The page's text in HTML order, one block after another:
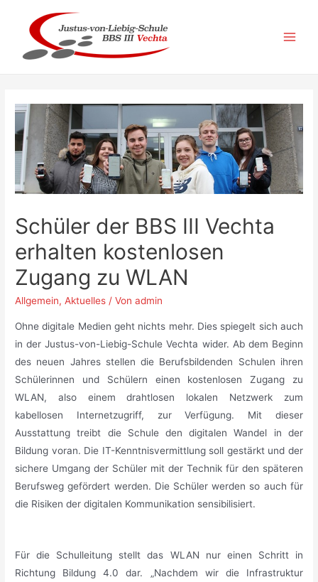
springen
Schüler der BBS III Vechta
erhalten kostenlosen
Zugang zu WLAN
Allgemein,Aktuelles / Vonadmin
Ohne digitale Medien geht nichts mehr. Dies spiegelt sich auch
in der Justus-von-Liebig-Schule Vechta wider. Ab dem Beginn
des neuen Jahres stellen die Berufsbildenden Schulen ihren
Schülerinnen und Schülern einen kostenlosen Zugang zu
WLAN, also einem drahtlosen lokalen Netzwerk zum
kabellosen Internetzugriff, zur Verfügung. Mit dieser
Ausstattung treibt die Schule den digitalen Wandel in der
Bildung voran. Die IT-Kenntnisvermittlung soll gestärkt und der
sichere Umgang der Schüler mit der Technik für den späteren
Berufsweg gefördert werden. Die Schüler werden so auch für
die Risiken der digitalen Kommunikation sensibilisiert.
Für die Schulleitung stellt das WLAN nur einen Schritt in
Richtung Bildung 4.0 dar. „Nachdem wir die Infrastruktur